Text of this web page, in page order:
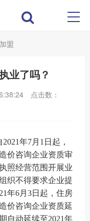
盟
业了吗？
点击数：
年7月1日起，
价咨询企业资质审
照经营范围开展业
织不得要求企业提
年6月3日起，住房
价咨询企业资质延
自动延续至2021年